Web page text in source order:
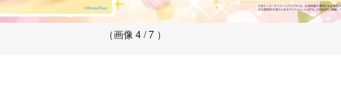
（画像 4 / 7 ）